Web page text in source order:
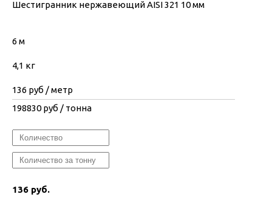
Шестигранник нержавеющий AISI 321 10 мм
6 м
4,1 кг
136 руб / метр
198830 руб / тонна
136 руб.